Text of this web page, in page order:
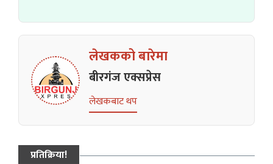
लेखकको बारेमा
बीरगंज एक्सप्रेस
लेखकबाट थप
प्रतिक्रिया!